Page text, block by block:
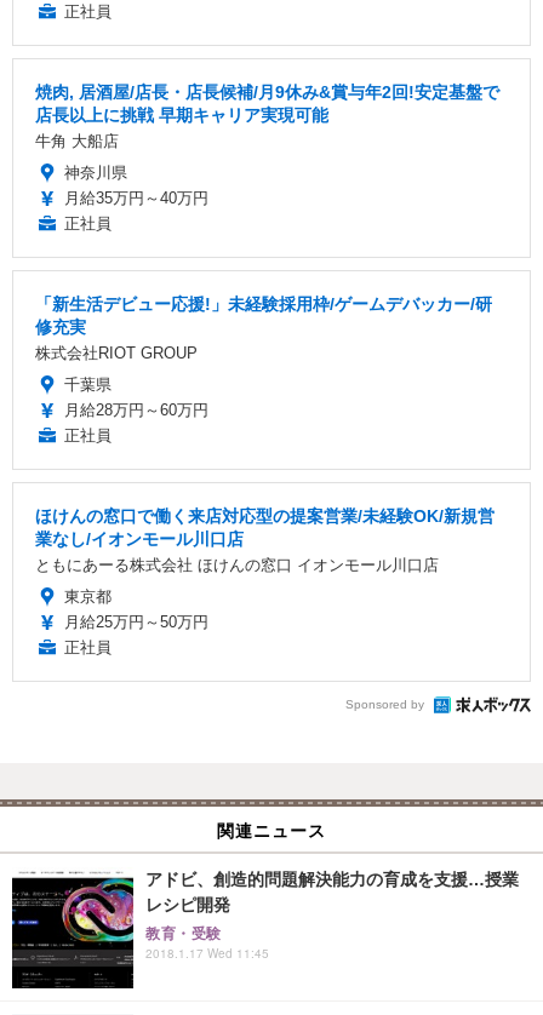
正社員
焼肉, 居酒屋/店長・店長候補/月9休み&賞与年2回!安定基盤で
店長以上に挑戦 早期キャリア実現可能
牛角 大船店
神奈川県
月給35万円～40万円
正社員
「新生活デビュー応援!」未経験採用枠/ゲームデバッカー/研
修充実
株式会社RIOT GROUP
千葉県
月給28万円～60万円
正社員
ほけんの窓口で働く来店対応型の提案営業/未経験OK/新規営
業なし/イオンモール川口店
ともにあーる株式会社 ほけんの窓口 イオンモール川口店
東京都
月給25万円～50万円
正社員
Sponsored by
関連ニュース
アドビ、創造的問題解決能力の育成を支援…授業
レシピ開発
教育・受験
2018.1.17 Wed 11:45